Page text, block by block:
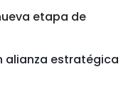
etapa de
alianza estratégica